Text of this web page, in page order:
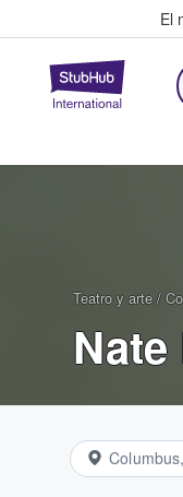
El
Teatro y arte /